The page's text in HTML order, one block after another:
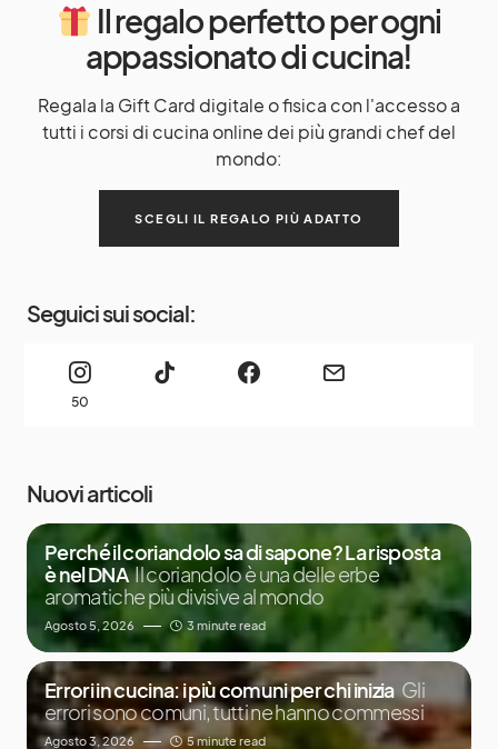
Il regalo perfetto per ogni
appassionato di cucina!
Regala la Gift Card digitale o fisica con l'accesso a
tutti i corsi di cucina online dei più grandi chef del
mondo:
SCEGLI IL REGALO PIÙ ADATTO
Seguici sui social:
50
Nuovi articoli
Perché il coriandolo sa di sapone? La risposta
è nel DNA Il coriandolo è una delle erbe
aromatiche più divisive al mondo
Agosto 5, 2026 3 minute read
Errori in cucina: i più comuni per chi inizia Gli
errori sono comuni, tutti ne hanno commessi
Agosto 3, 2026 5 minute read